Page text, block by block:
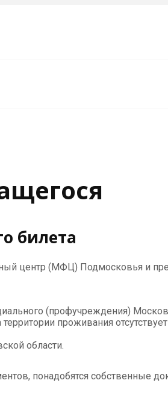
билета
центр (МФЦ) Подмосковья и
(профучреждения)
проживания
области.
понадобятся собственные